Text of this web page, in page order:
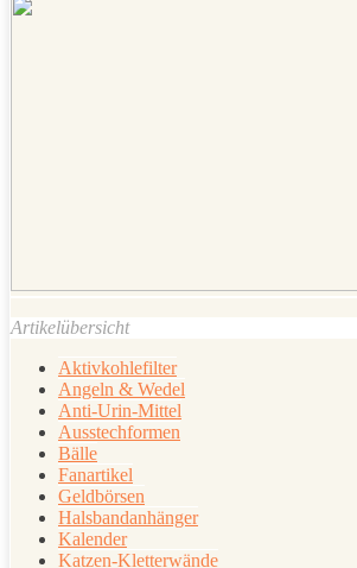
Artikelübersicht
Aktivkohlefilter
Angeln & Wedel
Anti-Urin-Mittel
Ausstechformen
Bälle
Fanartikel
Geldbörsen
Halsbandanhänger
Kalender
Katzen-Kletterwände